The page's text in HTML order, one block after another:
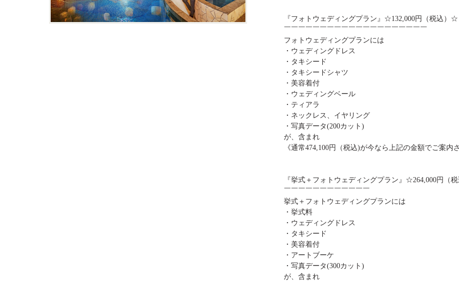
『フォトウェディングプラン』☆132,000円（税込）☆
￣￣￣￣￣￣￣￣￣￣￣￣￣￣￣￣￣￣￣￣
フォトウェディングプランには
・ウェディングドレス
・タキシード
・タキシードシャツ
・美容着付
・ウェディングベール
・ティアラ
・ネックレス、イヤリング
・写真データ(200カット)
が、含まれ
《通常474,100円（税込)が今なら上記の金額でご案内
『挙式＋フォトウェディングプラン』☆264,000円（
￣￣￣￣￣￣￣￣￣￣￣￣
挙式＋フォトウェディングプランには
・挙式料
・ウェディングドレス
・タキシード
・美容着付
・アートブーケ
・写真データ(300カット)
が、含まれ